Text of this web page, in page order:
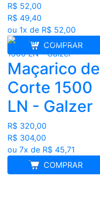
R$ 52,00
R$ 49,40
ou 1x de R$ 52,00
COMPRAR
Maçarico de
Corte 1500
LN - Galzer
R$ 320,00
R$ 304,00
ou 7x de R$ 45,71
COMPRAR